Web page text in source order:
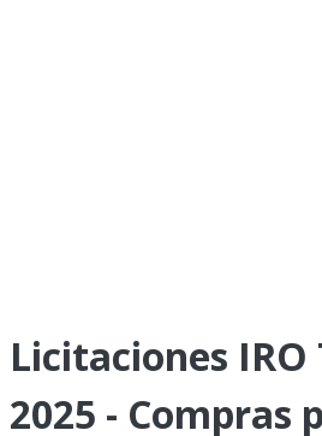
Licitaciones IRO
2025 - Compras